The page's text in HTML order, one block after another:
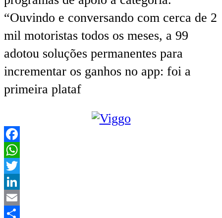
“Ouvindo e conversando com cerca de 2
mil motoristas todos os meses, a 99
adotou soluções permanentes para
incrementar os ganhos no app: foi a
primeira plataf
Facebook
WhatsApp
Twitter
LinkedIn
Email